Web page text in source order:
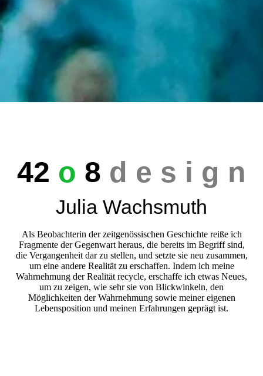
42 o 8 d e s i g n
Julia Wachsmuth
Als Beobachterin der zeitgenössischen Geschichte reiße ich
Fragmente der Gegenwart heraus, die bereits im Begriff sind,
die Vergangenheit dar zu stellen, und setzte sie neu zusammen,
um eine andere Realität zu erschaffen. Indem ich meine
Wahrnehmung der Realität recycle, erschaffe ich etwas Neues,
um zu zeigen, wie sehr sie von Blickwinkeln, den
Möglichkeiten der Wahrnehmung sowie meiner eigenen
Lebensposition und meinen Erfahrungen geprägt ist.